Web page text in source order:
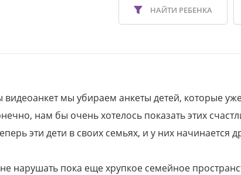
НАЙТИ РЕБЕНКА
мы убираем анкеты детей, которые
нам бы очень хотелось показать этих
эти дети в своих семьях, и у них начинается
нарушать пока еще хрупкое семейное